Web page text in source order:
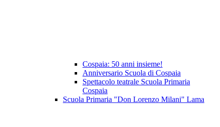
Cospaia: 50 anni insieme!
Anniversario Scuola di Cospaia
Spettacolo teatrale Scuola Primaria
Cospaia
Scuola Primaria "Don Lorenzo Milani" Lama